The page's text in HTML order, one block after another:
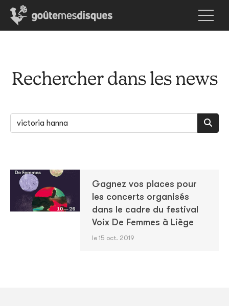
Rechercher dans les news
Gagnez vos places pour
les concerts organisés
dans le cadre du festival
Voix De Femmes à Liège
le 15 oct. 2019